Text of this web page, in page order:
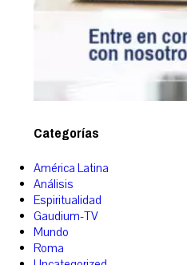
Categorías
América Latina
Análisis
Espiritualidad
Gaudium-TV
Mundo
Roma